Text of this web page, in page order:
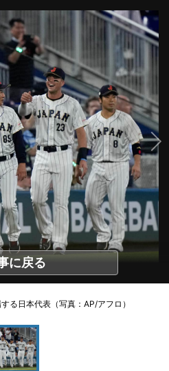
に戻る
る日本代表（写真：AP/アフロ）